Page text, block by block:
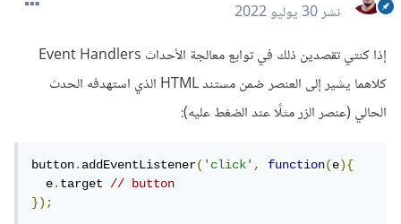
نشر30 يوليو 2022
إذا كنتي تقصدين ذلك في توابع معالجة الأحداث Event Handlers
كلاهما يشير إلى العنصر ضمن مستند HTML الذي استهدفه الحدث
الحالي (عنصر الزر مثلًا عند الضغط عليه):
button.addEventListener('click', function(e){
  e
.target // button
});